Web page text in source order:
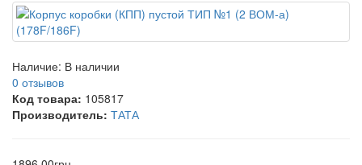
Наличие: В наличии
0 отзывов
Код товара: 105817
Производитель: ТАТА